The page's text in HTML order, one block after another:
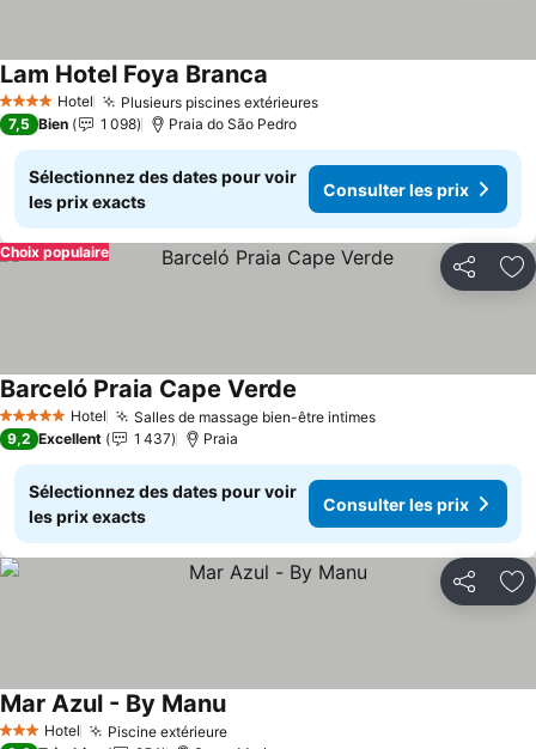
4 Étoiles Hotel Plusieurs piscines extérieuresConsulter les prix
Lam Hotel Foya Branca
7,5 Bien 1 098 Praia do São Pedro
Sélectionnez des dates pour voir
les prix exacts
Consulter les prix
Partager
Choix populaire
5 Étoiles Hotel Salles de massage bien-être intimesConsulter les prix
Barceló Praia Cape Verde
9,2 Excellent 1 437 Praia
Sélectionnez des dates pour voir
les prix exacts
Consulter les prix
Partager
3 ÉtoilesHotel Piscine extérieureConsulter les prix
Mar Azul - By ManuConsulter les prix